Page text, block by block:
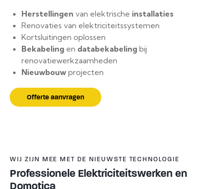
Herstellingen van elektrische installaties
Renovaties van elektriciteitssystemen
Kortsluitingen oplossen
Bekabeling en databekabeling bij
renovatiewerkzaamheden
Nieuwbouw projecten
Offerte aanvragen
WIJ ZIJN MEE MET DE NIEUWSTE TECHNOLOGIE
Professionele Elektriciteitswerken en
Domotica